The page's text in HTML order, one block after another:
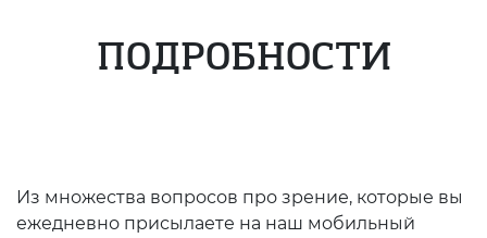
ПОДРОБНОСТИ
Из множества вопросов про зрение, которые вы
ежедневно присылаете на наш мобильный